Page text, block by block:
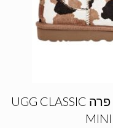
מגפי האגג דגם עיטור פרה UGG CLASSIC